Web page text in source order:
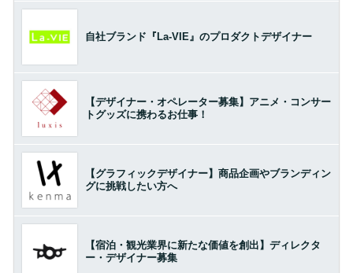
自社ブランド『La-VIE』のプロダクトデザイナー
【デザイナー・オペレーター募集】アニメ・コンサー
トグッズに携わるお仕事！
【グラフィックデザイナー】商品企画やブランディン
グに挑戦したい方へ
【宿泊・観光業界に新たな価値を創出】ディレクタ
ー・デザイナー募集